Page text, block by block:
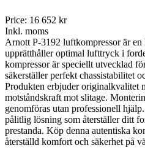
Price: 16 652 kr
Inkl. moms
Arnott P-3192 luftkompressor är
upprätthåller optimal lufttryck i
kompressor är speciellt utvecklad
säkerställer perfekt chassistabilitet
Produkten erbjuder originalkvalitet
motståndskraft mot slitage.
genomföras utan professionell
pålitlig lösning som återställer ditt
prestanda. Köp denna autentiska
återställd komfort och säkerhet på